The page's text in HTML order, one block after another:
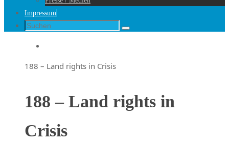
Impressum
Suche
Suchen
Startseite
188 – Land rights in Crisis
188 – Land rights in
Crisis